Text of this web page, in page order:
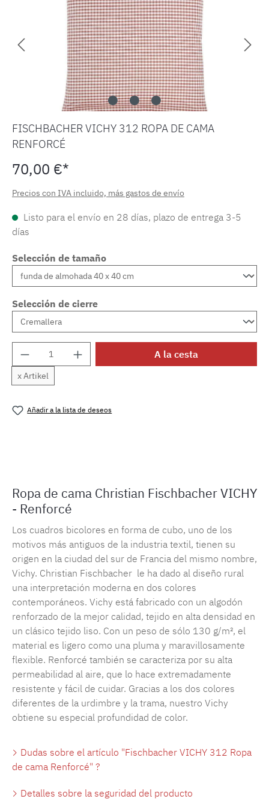
FISCHBACHER VICHY 312 ROPA DE CAMA
RENFORCÉ
70,00 €*
Precios con IVA incluido, más gastos de envío
Listo para el envío en 28 días, plazo de entrega 3-5
días
Selección de tamaño
Selección de cierre
Cantidad del producto: introduce la
x Artikel
A la cesta
Añadir a la lista de deseos
Ropa de cama Christian Fischbacher VICHY
- Renforcé
Los cuadros bicolores en forma de cubo, uno de los
motivos más antiguos de la industria textil, tienen su
origen en la ciudad del sur de Francia del mismo nombre,
Vichy. Christian Fischbacher le ha dado al diseño rural
una interpretación moderna en dos colores
contemporáneos. Vichy está fabricado con un algodón
renforzado de la mejor calidad, tejido en alta densidad en
un clásico tejido liso. Con un peso de sólo 130 g/m², el
material es ligero como una pluma y maravillosamente
flexible. Renforcé también se caracteriza por su alta
permeabilidad al aire, que lo hace extremadamente
resistente y fácil de cuidar. Gracias a los dos colores
diferentes de la urdimbre y la trama, nuestro Vichy
obtiene su especial profundidad de color.
Dudas sobre el artículo "Fischbacher VICHY 312 Ropa
de cama Renforcé" ?
Detalles sobre la seguridad del producto